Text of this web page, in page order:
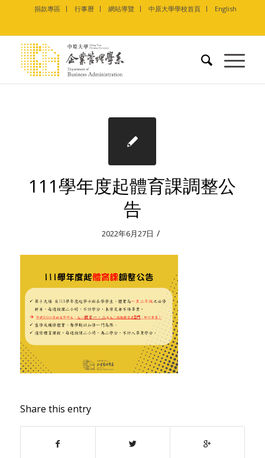
捐款專區 行事曆 網站導覽 中原大學學校首頁 English
111學年度起體育課調整公
告
2022年6月27日 /
Share this entry